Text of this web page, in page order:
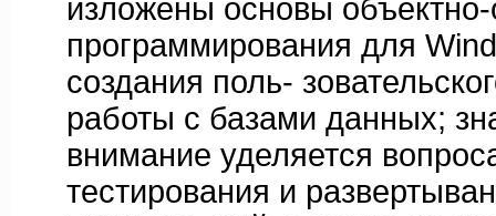
изложены основы объектно-
программирования для
создания поль-
работы с базами данных;
внимание уделяется
тестирования и